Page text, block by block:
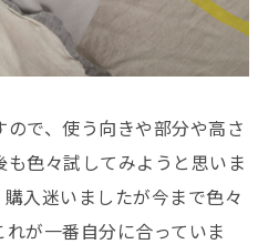
で、使う向きや部分や高さ
色々試してみようと思いま
入迷いましたが今まで色々
が一番自分に合っていま